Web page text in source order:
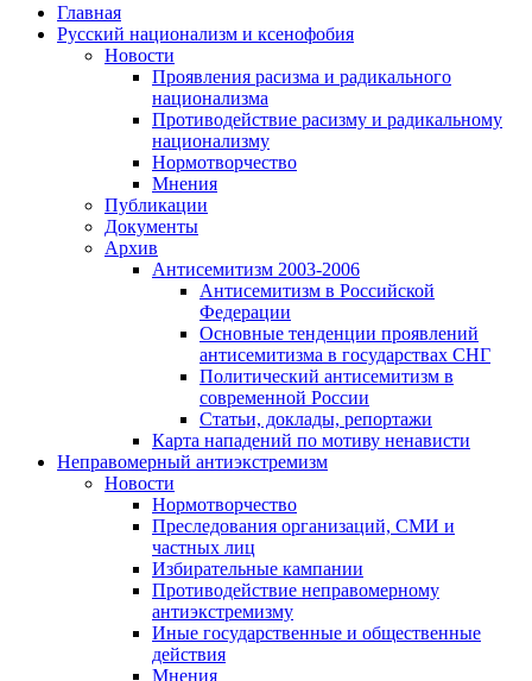
Главная
Русский национализм и ксенофобия
Новости
Проявления расизма и радикального
национализма
Противодействие расизму и радикальному
национализму
Нормотворчество
Мнения
Публикации
Документы
Архив
Антисемитизм 2003-2006
Антисемитизм в Российской
Федерации
Основные тенденции проявлений
антисемитизма в государствах СНГ
Политический антисемитизм в
современной России
Статьи, доклады, репортажи
Карта нападений по мотиву ненависти
Неправомерный антиэкстремизм
Новости
Нормотворчество
Преследования организаций, СМИ и
частных лиц
Избирательные кампании
Противодействие неправомерному
антиэкстремизму
Иные государственные и общественные
действия
Мнения